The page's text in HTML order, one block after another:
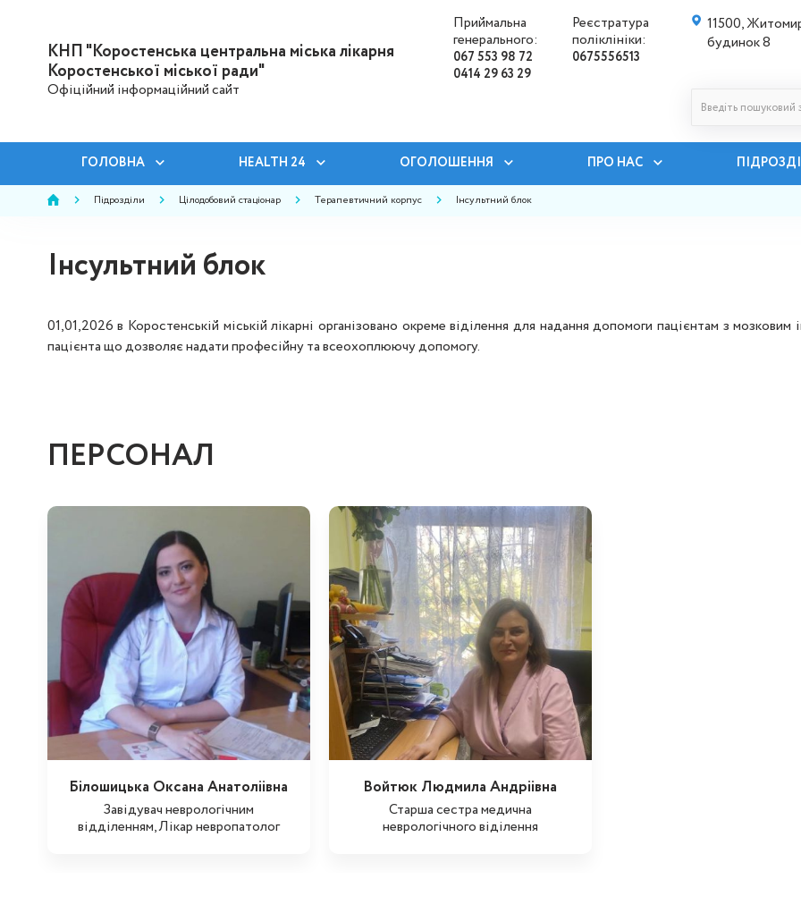
КНП "Коростенська центральна міська лікарня
Коростенської міської ради"
Офіційний інформаційний сайт
11500,
будинок 8
Приймальна
генерального:
067 553 98 72
0414 29 63 29
Реєстратура
поліклініки:
0675556513
ГОЛОВНА HEALTH 24 ОГОЛОШЕННЯ ПРО НАС
Підрозділи Цілодобовий стаціонар Терапевтичний корпус Інсультний блок
Інсультний блок
01,01,2026 в Коростенській міській лікарні організовано окреме віділення для надання допомоги пацієнтам з
пацієнта що дозволяє надати професійну та всеохоплюючу допомогу.
ПЕРСОНАЛ
Білошицька Оксана Анатоліівна
Завідувач неврологічним
відділенням,Лікар невропатолог
Войтюк Людмила Андріівна
Старша сестра медична
неврологічного віділення